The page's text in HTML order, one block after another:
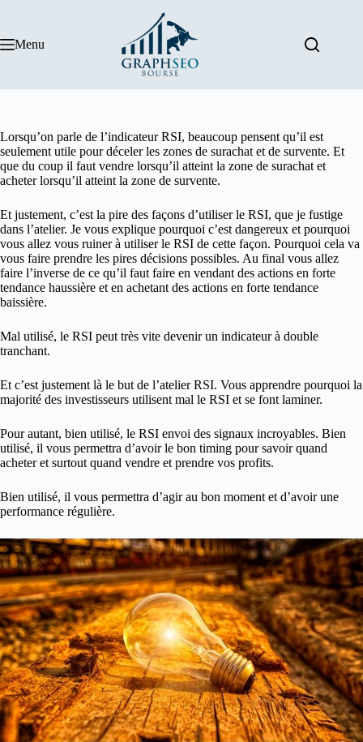
Menu
Lorsqu’on parle de l’indicateur RSI, beaucoup pensent qu’il est
seulement utile pour déceler les zones de surachat et de survente. Et
que du coup il faut vendre lorsqu’il atteint la zone de surachat et
acheter lorsqu’il atteint la zone de survente.
Et justement, c’est la pire des façons d’utiliser le RSI, que je fustige
dans l’atelier. Je vous explique pourquoi c’est dangereux et pourquoi
vous allez vous ruiner à utiliser le RSI de cette façon. Pourquoi cela va
vous faire prendre les pires décisions possibles. Au final vous allez
faire l’inverse de ce qu’il faut faire en vendant des actions en forte
tendance haussière et en achetant des actions en forte tendance
baissière.
Mal utilisé, le RSI peut très vite devenir un indicateur à double
tranchant.
Et c’est justement là le but de l’atelier RSI. Vous apprendre pourquoi la
majorité des investisseurs utilisent mal le RSI et se font laminer.
Pour autant, bien utilisé, le RSI envoi des signaux incroyables. Bien
utilisé, il vous permettra d’avoir le bon timing pour savoir quand
acheter et surtout quand vendre et prendre vos profits.
Bien utilisé, il vous permettra d’agir au bon moment et d’avoir une
performance régulière.